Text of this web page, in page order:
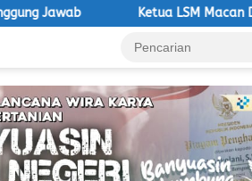
Ketua LSM Macan Desak Satpol PP